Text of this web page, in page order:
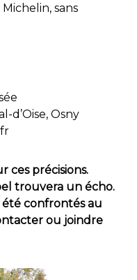
sans
d’Oise, Osny
ces précisions.
trouvera un écho.
confrontés au
ou joindre